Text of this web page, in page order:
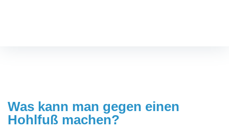
Was kann man gegen einen
Hohlfuß machen?